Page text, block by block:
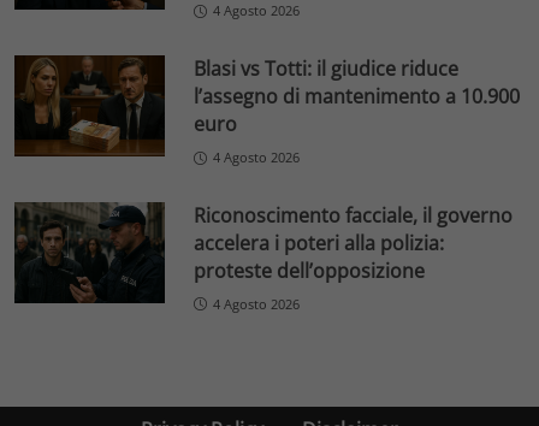
4 Agosto 2026
Blasi vs Totti: il giudice riduce
l’assegno di mantenimento a 10.900
euro
4 Agosto 2026
Riconoscimento facciale, il governo
accelera i poteri alla polizia:
proteste dell’opposizione
4 Agosto 2026